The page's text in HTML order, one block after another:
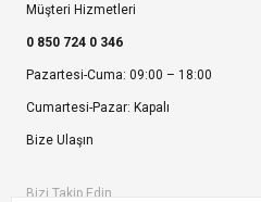
Müşteri Hizmetleri
0 850 724 0 346
Pazartesi-Cuma: 09:00 – 18:00
Cumartesi-Pazar: Kapalı
Bize Ulaşın
Bizi Takip Edin